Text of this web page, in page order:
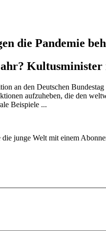
die Pandemie
Kultusminister
an den Deutschen
aufzuheben, die den
Beispiele ...
junge Welt mit einem